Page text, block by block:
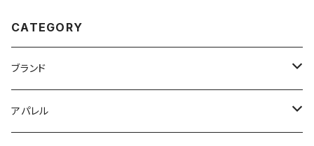
CATEGORY
ブランド
2XU
アパレル